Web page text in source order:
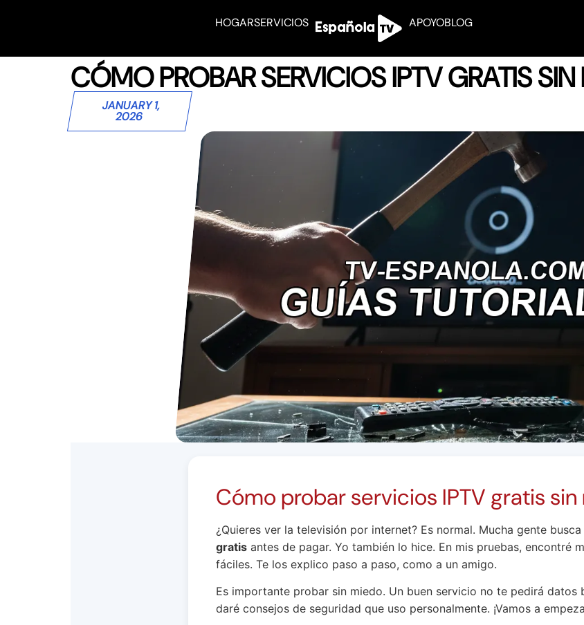
HOGARSERVICIOS APOYOBLOG
CÓMO PROBAR SERVICIOS IPTV GRATIS SIN
JANUARY 1,
2026
Cómo probar servicios IPTV gratis sin
¿Quieres ver la televisión por internet? Es normal. Mucha gente busca
gratis antes de pagar. Yo también lo hice. En mis pruebas, encontré
fáciles. Te los explico paso a paso, como a un amigo.
Es importante probar sin miedo. Un buen servicio no te pedirá datos
daré consejos de seguridad que uso personalmente. ¡Vamos a